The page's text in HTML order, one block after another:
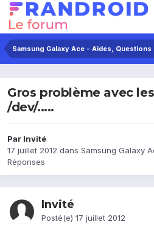
Samsung Galaxy Ace - Aides, Questions
Gros problème avec
/dev/.....
Par Invité
17 juillet 2012 dans Samsung Galaxy
Réponses
Invité
Posté(e) 17 juillet 2012